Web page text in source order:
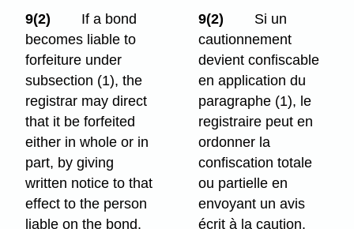
9(2)
If a bond
becomes liable to
forfeiture under
subsection (1), the
registrar may direct
that it be forfeited
either in whole or in
part, by giving
written notice to that
effect to the person
liable on the bond.
9(2)
Si un
cautionnement
devient confiscable
en application du
paragraphe (1), le
registraire peut en
ordonner la
confiscation totale
ou partielle en
envoyant un avis
écrit à la caution.